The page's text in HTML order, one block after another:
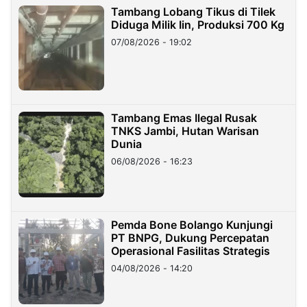
Tambang Lobang Tikus di Tilek
Diduga Milik Iin, Produksi 700 Kg
07/08/2026 - 19:02
Tambang Emas Ilegal Rusak
TNKS Jambi, Hutan Warisan
Dunia
06/08/2026 - 16:23
Pemda Bone Bolango Kunjungi
PT BNPG, Dukung Percepatan
Operasional Fasilitas Strategis
04/08/2026 - 14:20